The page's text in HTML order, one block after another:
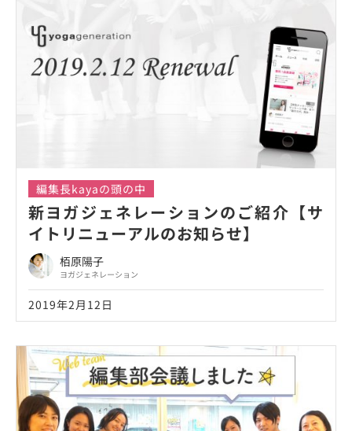
編集長kayaの頭の中
新ヨガジェネレーションのご紹介【サ
イトリニューアルのお知らせ】
栢原陽子
ヨガジェネレーション
2019年2月12日